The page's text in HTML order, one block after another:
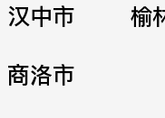
汉中市
榆
商洛市